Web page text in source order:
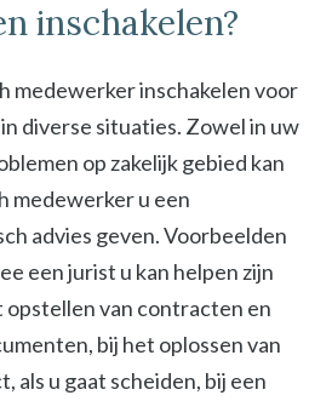
inschakelen?
medewerker inschakelen voor
diverse situaties. Zowel in uw
op zakelijk gebied kan
medewerker u een
advies geven. Voorbeelden
een jurist u kan helpen zijn
opstellen van contracten en
bij het oplossen van
als u gaat scheiden, bij een